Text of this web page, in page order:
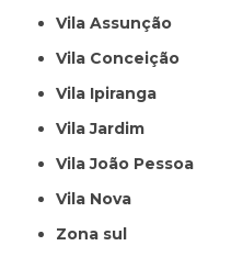
Vila Assunção
Vila Conceição
Vila Ipiranga
Vila Jardim
Vila João Pessoa
Vila Nova
Zona sul